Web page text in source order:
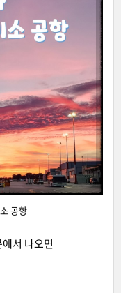
공항
서 나오면